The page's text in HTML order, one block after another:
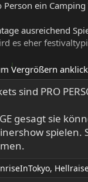
ein
ausreichend
es eher
Vergrößern
sind PRO
gesagt sie
spielen.
,